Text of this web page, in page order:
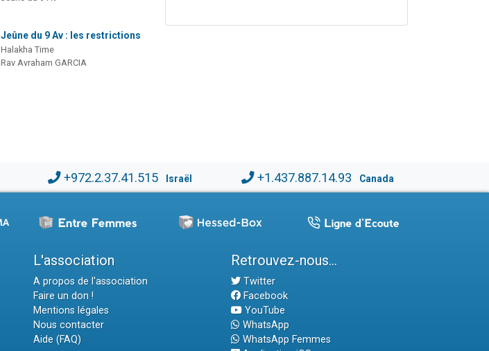
Jeûne du 9 Av : les restrictions
Halakha Time
Rav Avraham GARCIA
+972.2.37.41.515 Israël +1.437.887.14.93 Canada
L'association
A propos de l'association
Faire un don !
Mentions légales
Nous contacter
Aide (FAQ)
Retrouvez-nous...
Twitter
Facebook
YouTube
WhatsApp
WhatsApp Femmes